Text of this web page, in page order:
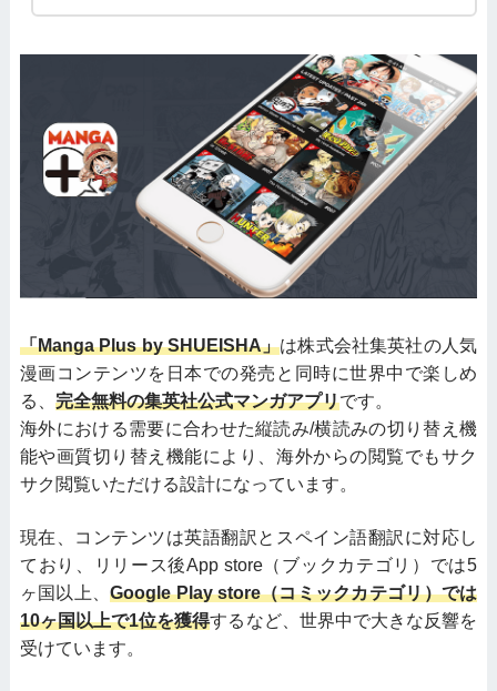
「Manga Plus by SHUEISHA」は株式会社集英社の人気
漫画コンテンツを日本での発売と同時に世界中で楽しめ
る、 完全無料の集英社公式マンガアプリです。
海外における需要に合わせた縦読み/横読みの切り替え機
能や画質切り替え機能により、海外からの閲覧でもサク
サク閲覧いただける設計になっています。
現在、コンテンツは英語翻訳とスペイン語翻訳に対応し
ており、リリース後App store（ブックカテゴリ）では5
ヶ国以上、Google Play store（コミックカテゴリ）では
10ヶ国以上で1位を獲得するなど、世界中で大きな反響を
受けています。